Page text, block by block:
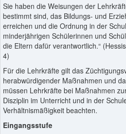
Sie haben die Weisungen der
bestimmt sind, das Bildungs- und
erreichen und die Ordnung in der
minderjährigen Schülerinnen und
die Eltern dafür verantwortlich.“
4)
Für die Lehrkräfte gilt das
herabwürdigender Maßnahmen und
müssen Lehrkräfte bei Maßnahmen
Disziplin im Unterricht und in der
Verhältnismäßigkeit beachten.
Eingangsstufe